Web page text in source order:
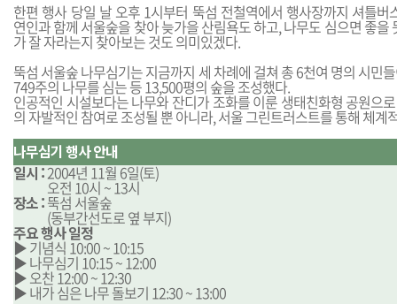
한편 행사 당일 날 오후 1시부터 뚝섬 전철역에서 행사장까지 셔틀버
연인과 함께 서울숲을 찾아 늦가을 산림욕도 하고, 나무도 심으면 좋을
가 잘 자라는지 찾아보는 것도 의미있겠다.
뚝섬 서울숲 나무심기는 지금까지 세 차례에 걸쳐 총 6천여 명의 시민
749주의 나무를 심는 등 13,500평의 숲을 조성했다.
인공적인 시설보다는 나무와 잔디가 조화를 이룬 생태친화형 공원으
의 자발적인 참여로 조성될 뿐 아니라, 서울 그린트러스트를 통해 체계
나무심기 행사 안내
일시 :2004년 11월 6일(토)
일시 : 오전 10시 ~ 13시
장소 :뚝섬 서울숲
장소 : (동부간선도로 옆 부지)
주요 행사 일정
▶ 기념식 10:00 ~ 10:15
▶ 나무심기 10:15 ~ 12:00
▶ 오찬 12:00 ~ 12:30
▶ 내가 심은 나무 돌보기 12:30 ~ 13:00